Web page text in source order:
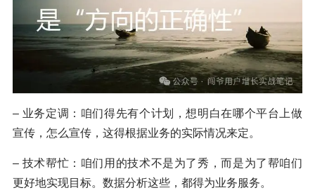
– 业务定调：咱们得先有个计划，想明白在哪个平台上做
宣传，怎么宣传，这得根据业务的实际情况来定。
– 技术帮忙：咱们用的技术不是为了秀，而是为了帮咱们
更好地实现目标。数据分析这些，都得为业务服务。